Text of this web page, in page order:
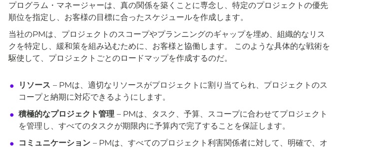
プログラム・マネージャーは、真の関係を築くことに専念し、特定のプロジェクトの優先
順位を指定し、お客様の目標に合ったスケジュールを作成します。
当社のPMは、プロジェクトのスコープやプランニングのギャップを埋め、組織的なリス
クを特定し、緩和策を組み込むために、お客様と協働します。 このような具体的な戦術を
駆使して、プロジェクトごとのロードマップを作成するのだ。
リソース – PMは、適切なリソースがプロジェクトに割り当てられ、プロジェクトのス
コープと納期に対応できるようにします。
積極的なプロジェクト管理 – PMは、タスク、予算、スコープに合わせてプロジェクト
を管理し、すべてのタスクが期限内に予算内で完了することを保証します。
コミュニケーション – PMは、すべてのプロジェクト利害関係者に対して、明確で、オ